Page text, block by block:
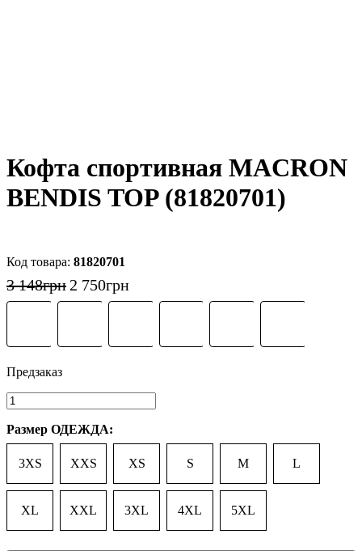
Кофта спортивная MACRON
BENDIS TOP (81820701)
81820701
3 148грн 2 750грн
Размер ОДЕЖДА:
3XS XXS XS S M L
XL XXL 3XL 4XL 5XL